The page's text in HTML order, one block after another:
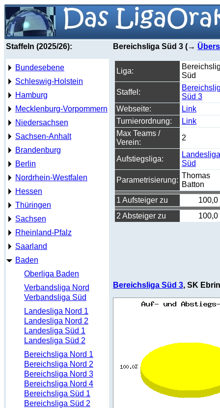
Staffeln (2025/26):
Bundesebene
Schleswig-Holstein
Hamburg
Mecklenburg-Vorpommern
Niedersachsen
Sachsen-Anhalt
Brandenburg
Berlin
Nordrhein-Westfalen
Hessen
Thüringen
Sachsen
Rheinland-Pfalz
Saarland
Baden
Oberliga Baden
Verbandsliga Nord
Verbandsliga Süd
Landesliga Nord 1
Landesliga Nord 2
Landesliga Süd 1
Landesliga Süd 2
Bereichsliga Nord 1
Bereichsliga Nord 2
Bereichsliga Nord 3
Bereichsliga Nord 4
Bereichsliga Süd 1
Bereichsliga Süd 2
Bereichsliga Süd 3 (→
Liga:
Süd
Staffel:
Süd 3
Webseite:
Link
Turnierordnung:
Link
Max Teams /
Verein:
2
Aufstiegsliga:
Landesliga
Süd
Parametrisierung:
Thomas
Batton
1 Aufsteiger zu
100,0
2 Absteiger zu
100,0
Bereichsliga Süd 3, SK